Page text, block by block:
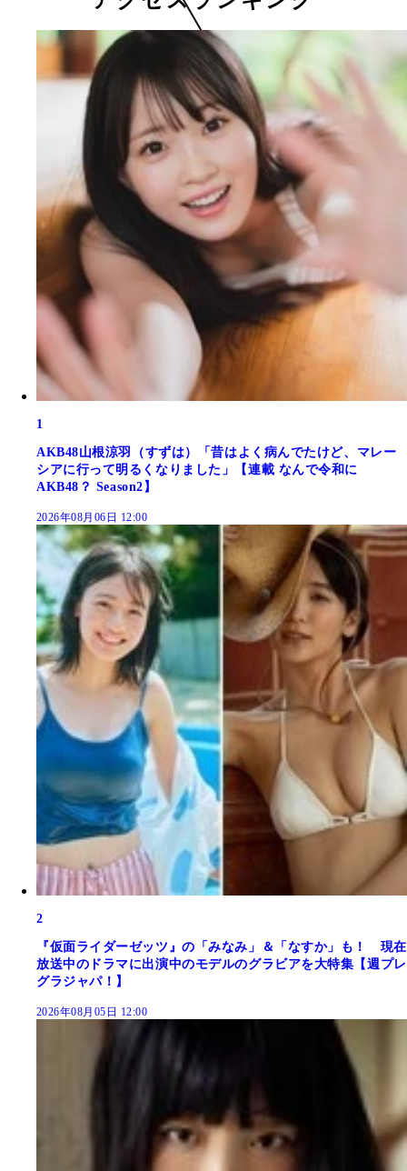
1
AKB48山根涼羽（すずは）「昔はよく病んでたけど、マレー
シアに行って明るくなりました」【連載 なんで令和に
AKB48？ Season2】
2026年08月06日 12:00
2
『仮面ライダーゼッツ』の「みなみ」＆「なすか」も！ 現在
放送中のドラマに出演中のモデルのグラビアを大特集【週プレ
グラジャパ！】
2026年08月05日 12:00